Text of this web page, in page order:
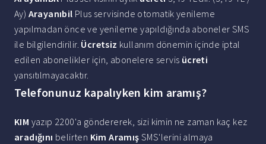
Ay) Arayanıbil Plus servisinde otomatik yenileme
yapılmadan önce ve yenileme yapıldığında aboneler SMS
ile bilgilendirilir. Ücretsiz kullanım dönemin içinde iptal
edilen abonelikler için, abonelere servis ücreti
yansıtılmayacaktır.
Telefonunuz kapalıyken kim aramış?
KIM yazıp 2200'a göndererek, sizi kimin ne zaman kaç kez
aradığını belirten Kim Aramış SMS'lerini almaya